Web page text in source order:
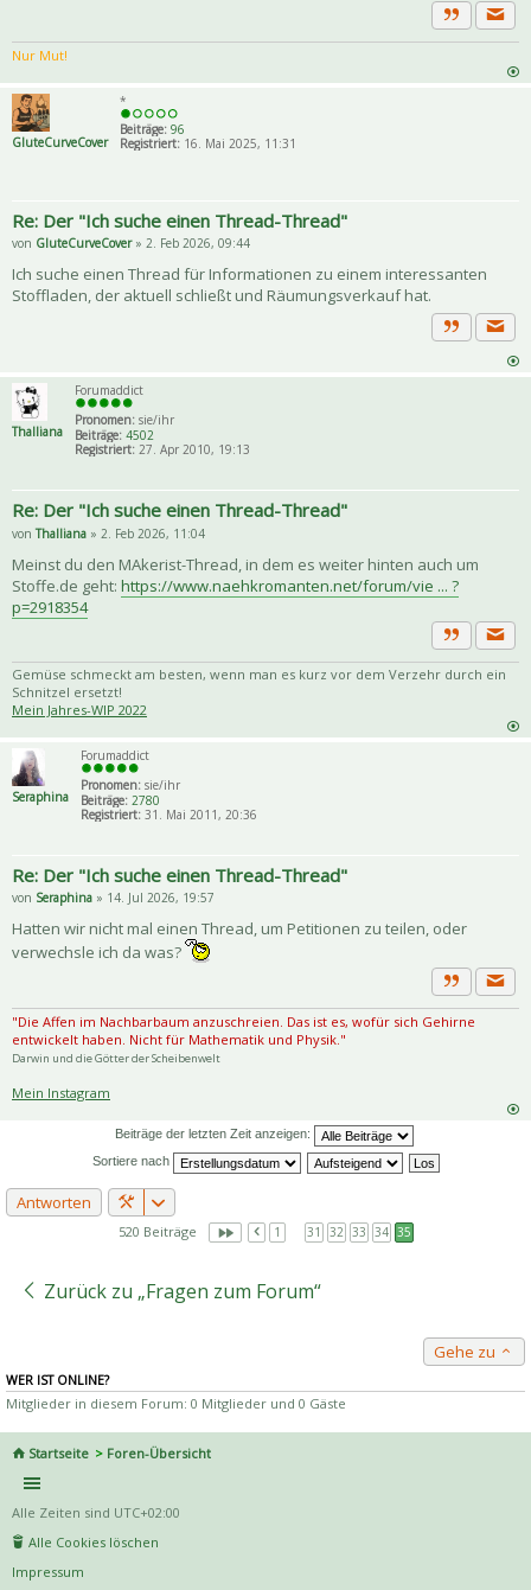
Zitat
Nur Mut!
GluteCurveCover
*
Beiträge: 96
Registriert: 16. Mai 2025, 11:31
Re: Der "Ich suche einen Thread-Thread"
von GluteCurveCover» 2. Feb 2026, 09:44
Ich suche einen Thread für Informationen zu einem interessanten
Stoffladen, der aktuell schließt und Räumungsverkauf hat.
Zitat
Thalliana
Forumaddict
Pronomen: sie/ihr
Beiträge: 4502
Registriert: 27. Apr 2010, 19:13
Re: Der "Ich suche einen Thread-Thread"
von Thalliana » 2. Feb 2026, 11:04
Meinst du den MAkerist-Thread, in dem es weiter hinten auch um
Stoffe.de geht: https://www.naehkromanten.net/forum/vie ... ?
p=2918354
Zitat
Gemüse schmeckt am besten, wenn man es kurz vor dem Verzehr durch ein
Schnitzel ersetzt!
Mein Jahres-WIP 2022
Seraphina
Forumaddict
Pronomen: sie/ihr
Beiträge: 2780
Registriert: 31. Mai 2011, 20:36
Re: Der "Ich suche einen Thread-Thread"
von Seraphina » 14. Jul 2026, 19:57
Hatten wir nicht mal einen Thread, um Petitionen zu teilen, oder
verwechsle ich da was?
Zitat
"Die Affen im Nachbarbaum anzuschreien. Das ist es, wofür sich Gehirne
entwickelt haben. Nicht für Mathematik und Physik."
Darwin und die Götter der Scheibenwelt
Mein Instagram
Beiträge der letzten Zeit anzeigen:
Sortiere nach
Antworten
520 Beiträge 1 31 32 33 34 35
Zurück zu „Fragen zum Forum“
Gehe zu
WER IST ONLINE?
Mitglieder in diesem Forum: 0 Mitglieder und 0 Gäste
Startseite Foren-Übersicht
Alle Zeiten sind UTC+02:00
Alle Cookies löschen
Impressum